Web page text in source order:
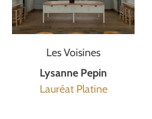
Les Voisines
Lysanne Pepin
Lauréat Platine